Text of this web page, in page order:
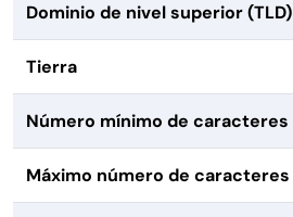
Dominio de nivel superior (TLD)
Tierra
Número mínimo de caracteres
Máximo número de caracteres